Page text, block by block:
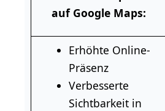
auf Google Maps:
Erhöhte Online-
Präsenz
Verbesserte
Sichtbarkeit in